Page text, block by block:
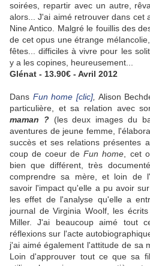
soirées, repartir avec un autre,
alors... J'ai aimé retrouver dans cet
Nine Antico. Malgré le fouillis des
de cet opus une étrange
fêtes... difficiles à vivre pour les
y a les copines, heureusement...
Glénat - 13.90€ - Avril 2012
Dans Fun home [clic] Alison
particulière, et sa relation avec
maman ? (les deux images du
aventures de jeune femme,
succès et ses relations présentes
coup de coeur deFun home , cet
bien que différent, très
comprendre sa mère, et loin de
savoir l'impact qu'elle a pu avoir
les effet de l'analyse qu'elle a
journal de Virginia Woolf, les
Miller. J'ai beaucoup aimé tout
réflexions sur l'acte
j'ai aimé également l'attitude de sa
Loin d'approuver tout ce que sa